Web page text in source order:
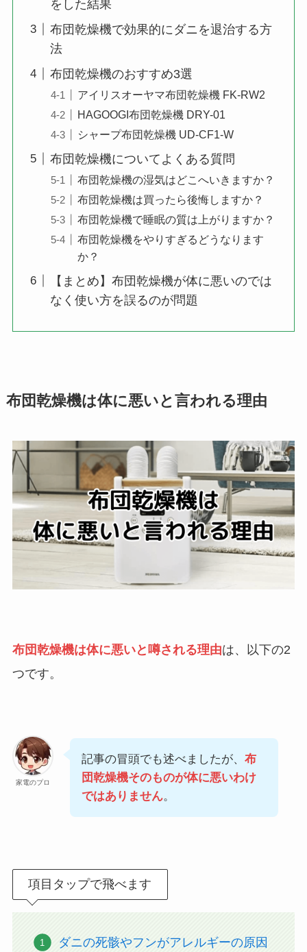
をした結果
布団乾燥機で効果的にダニを退治する方
法
布団乾燥機のおすすめ3選
アイリスオーヤマ布団乾燥機 ‎FK-RW2
HAGOOGI布団乾燥機 ‎DRY-01
シャープ布団乾燥機 ‎UD-CF1-W
布団乾燥機についてよくある質問
布団乾燥機の湿気はどこへいきますか？
布団乾燥機は買ったら後悔しますか？
布団乾燥機で睡眠の質は上がりますか？
布団乾燥機をやりすぎるどうなります
か？
【まとめ】布団乾燥機が体に悪いのでは
なく使い方を誤るのが問題
布団乾燥機は体に悪いと言われる理由
布団乾燥機は体に悪いと噂される理由は、以下の2
つです。
家電のプロ
記事の冒頭でも述べましたが、 布
団乾燥機そのものが体に悪いわけ
ではありません。
項目タップで飛べます
ダニの死骸やフンがアレルギーの原因